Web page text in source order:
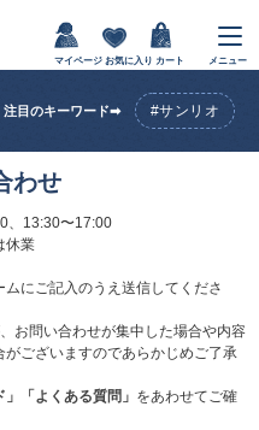
マイページ お気に入り カート メニュー
注目のキーワード➡ #サンリオ
わせ
、13:30〜17:00
休業
にご記入のうえ送信してくださ
お問い合わせが集中した場合や内容
ございますのであらかじめご了承
「よくある質問」 をあわせてご確